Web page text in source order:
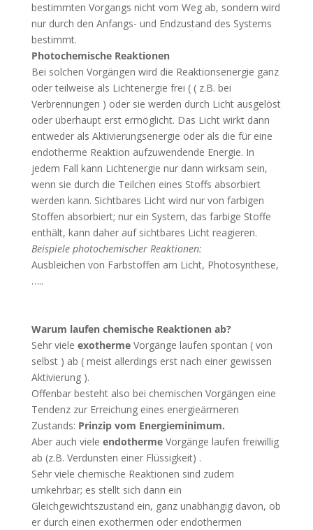
bestimmten Vorgangs nicht vom Weg ab, sondern wird
nur durch den Anfangs- und Endzustand des Systems
bestimmt.
Photochemische Reaktionen
Bei solchen Vorgängen wird die Reaktionsenergie ganz
oder teilweise als Lichtenergie frei ( ( z.B. bei
Verbrennungen ) oder sie werden durch Licht ausgelöst
oder überhaupt erst ermöglicht. Das Licht wirkt dann
entweder als Aktivierungsenergie oder als die für eine
endotherme Reaktion aufzuwendende Energie. In
jedem Fall kann Lichtenergie nur dann wirksam sein,
wenn sie durch die Teilchen eines Stoffs absorbiert
werden kann. Sichtbares Licht wird nur von farbigen
Stoffen absorbiert; nur ein System, das farbige Stoffe
enthält, kann daher auf sichtbares Licht reagieren.
Beispiele photochemischer Reaktionen:
Ausbleichen von Farbstoffen am Licht, Photosynthese,
…..
Warum laufen chemische Reaktionen ab?
Sehr viele exothermeVorgänge laufen spontan ( von
selbst ) ab ( meist allerdings erst nach einer gewissen
Aktivierung ).
Offenbar besteht also bei chemischen Vorgängen eine
Tendenz zur Erreichung eines energieärmeren
Zustands: Prinzip vom Energieminimum.
Aber auch viele endothermeVorgänge laufen freiwillig
ab (z.B. Verdunsten einer Flüssigkeit) .
Sehr viele chemische Reaktionen sind zudem
umkehrbar; es stellt sich dann ein
Gleichgewichtszustand ein, ganz unabhängig davon, ob
er durch einen exothermen oder endothermen